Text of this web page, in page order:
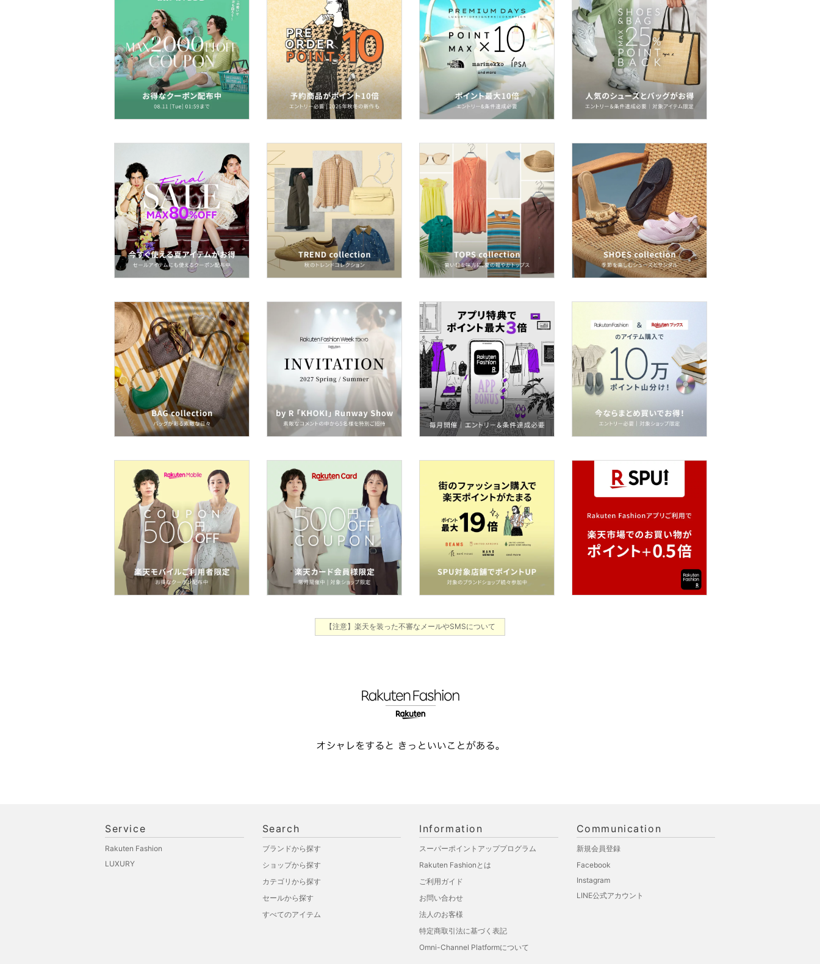
コフレ・キット・セット
食器・調理器具・キッチ
ン用品
インテリア・生活雑貨
スポーツ・アウトドア用
文房具
ペット用品
福袋・ギフト・その他
【注意】楽天を装った不審なメールやSMSについて
Service
Rakuten Fashion
LUXURY
Search
ブランドから探す
ショップから探す
カテゴリから探す
セールから探す
すべてのアイテム
Information
スーパーポイントアッププログラム
Rakuten Fashionとは
ご利用ガイド
お問い合わせ
法人のお客様
特定商取引法に基づく表記
Omni-Channel Platformについて
Communication
新規会員登録
Facebook
Instagram
LINE公式アカウント